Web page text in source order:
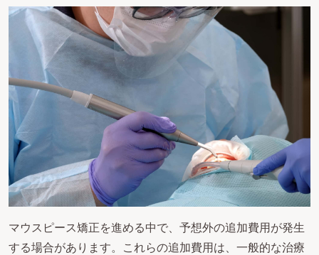
マウスピース矯正を進める中で、予想外の追加費用が発生
する場合があります。これらの追加費用は、一般的な治療